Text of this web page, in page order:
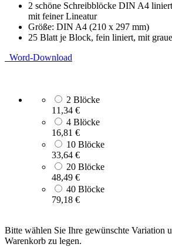
2 schöne Schreibblöcke DIN A4
mit feiner Lineatur
Größe: DIN A4 (210 x 297 mm)
25 Blatt je Block, fein liniert, mit
Word-Download
2 Blöcke
11,34 €
4 Blöcke
16,81 €
10 Blöcke
33,64 €
20 Blöcke
48,49 €
40 Blöcke
79,18 €
Bitte wählen Sie Ihre gewünschte Variation
Warenkorb zu legen.